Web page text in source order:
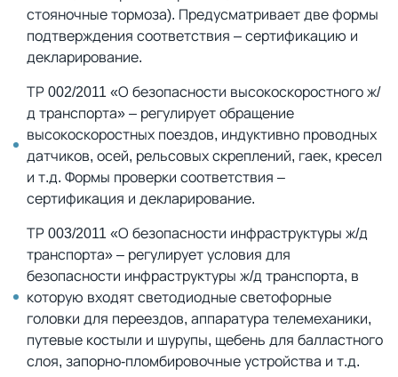
стояночные тормоза). Предусматривает две формы
подтверждения соответствия – сертификацию и
декларирование.
ТР 002/2011 «О безопасности высокоскоростного ж/
д транспорта» – регулирует обращение
высокоскоростных поездов, индуктивно проводных
датчиков, осей, рельсовых скреплений, гаек, кресел
и т.д. Формы проверки соответствия –
сертификация и декларирование.
ТР 003/2011 «О безопасности инфраструктуры ж/д
транспорта» – регулирует условия для
безопасности инфраструктуры ж/д транспорта, в
которую входят светодиодные светофорные
головки для переездов, аппаратура телемеханики,
путевые костыли и шурупы, щебень для балластного
слоя, запорно-пломбировочные устройства и т.д.